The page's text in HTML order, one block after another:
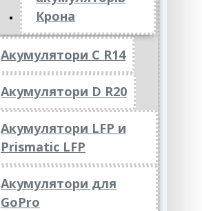
Крона
Акумулятори C R14
Акумулятори D R20
Акумулятори LFP и
Prismatic LFP
Акумулятори для
GoPro